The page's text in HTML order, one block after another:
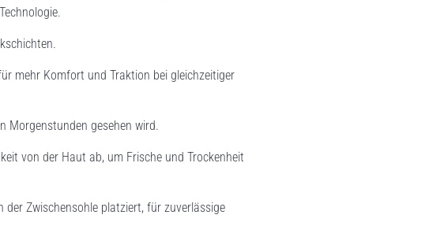
mehr Komfort und Traktion bei gleichzeitiger
Morgenstunden gesehen wird.
von der Haut ab, um Frische und Trockenheit
der Zwischensohle platziert, für zuverlässige